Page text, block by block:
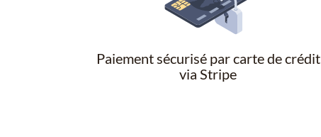
Paiement sécurisé par carte de crédit
via Stripe